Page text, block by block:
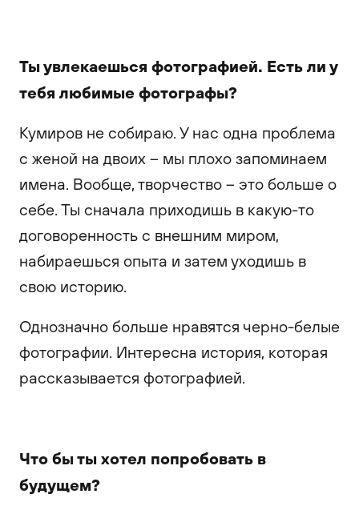
Ты увлекаешься фотографией. Есть ли у
тебя любимые фотографы?
Кумиров не собираю. У нас одна проблема
с женой на двоих – мы плохо запоминаем
имена. Вообще, творчество – это больше о
себе. Ты сначала приходишь в какую-то
договоренность с внешним миром,
набираешься опыта и затем уходишь в
свою историю.
Однозначно больше нравятся черно-белые
фотографии. Интересна история, которая
рассказывается фотографией.
Что бы ты хотел попробовать в
будущем?